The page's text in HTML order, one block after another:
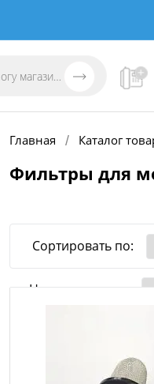
Главная / Каталог
Фильтры для
Сортировать по:
Наличие товара